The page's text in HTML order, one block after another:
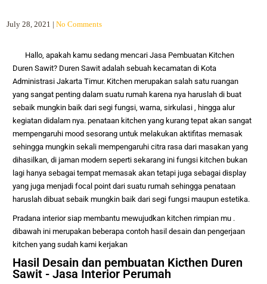
July 28, 2021 |No Comments
Hallo, apakah kamu sedang mencariJasa Pembuatan Kitchen
Duren Sawit? Duren Sawit adalah sebuah kecamatan di Kota
Administrasi Jakarta Timur. Kitchen merupakan salah satu ruangan
yang sangat penting dalam suatu rumah karena nya haruslah di buat
sebaik mungkin baik dari segi fungsi, warna, sirkulasi , hingga alur
kegiatan didalam nya. penataan kitchen yang kurang tepat akan sangat
mempengaruhi mood sesorang untuk melakukan aktifitas memasak
sehingga mungkin sekali mempengaruhi citra rasa dari masakan yang
dihasilkan, di jaman modern seperti sekarang ini fungsi kitchen bukan
lagi hanya sebagai tempat memasak akan tetapi juga sebagai display
yang juga menjadi focal point dari suatu rumah sehingga penataan
haruslah dibuat sebaik mungkin baik dari segi fungsi maupun estetika.
Pradana interior siap membantu mewujudkan kitchen rimpian mu .
dibawah ini merupakan beberapa contoh hasil desain dan pengerjaan
kitchen yang sudah kami kerjakan
Hasil Desain dan pembuatan Kicthen Duren
Sawit - Jasa Interior Perumah